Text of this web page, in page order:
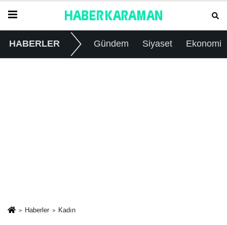
HABERLER Gündem Siyaset Ekonomi
Haberler Kadın